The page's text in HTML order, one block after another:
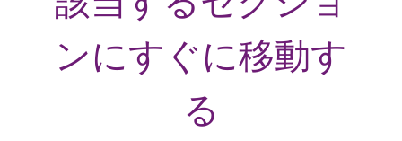
ンにすぐに移動す
る